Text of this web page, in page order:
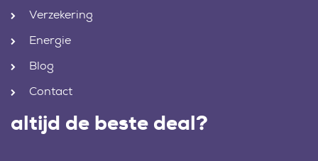
Verzekering
Energie
Blog
Contact
altijd de beste deal?